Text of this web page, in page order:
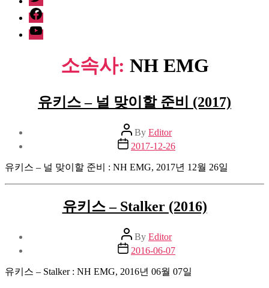
facebook
Youtube
소속사: NH EMG
유키스 – 널 맞이할 준비 (2017)
Post
author
By Editor
Post
date
2017-12-26
유키스 – 널 맞이할 준비 : NH EMG, 2017년 12월 26일
유키스 – Stalker (2016)
Post
author
By Editor
Post
date
2016-06-07
유키스 – Stalker : NH EMG, 2016년 06월 07일